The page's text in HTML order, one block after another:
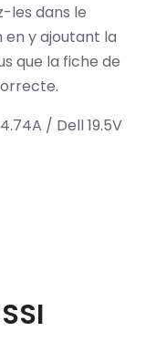
les dans le
y ajoutant la
que la fiche de
/ Dell 19.5V